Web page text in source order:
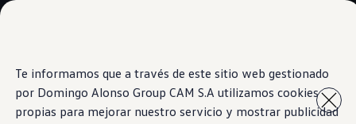
Te informamos que a través de este sitio web gestionado
por Domingo Alonso Group CAM S.A utilizamos cookies
propias para mejorar nuestro servicio y mostrar publicidad
Saltar al
contenido
principal
Saltar
a pie
página
Test Drive
Contáctanos
Marca y Experiencia
Volkswagen Panamá
Volante multifunción